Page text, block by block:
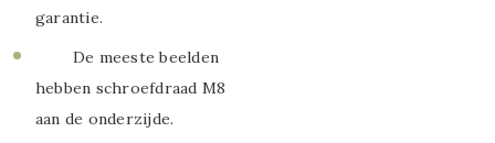
garantie.
De meeste beelden
hebben schroefdraad M8
aan de onderzijde.